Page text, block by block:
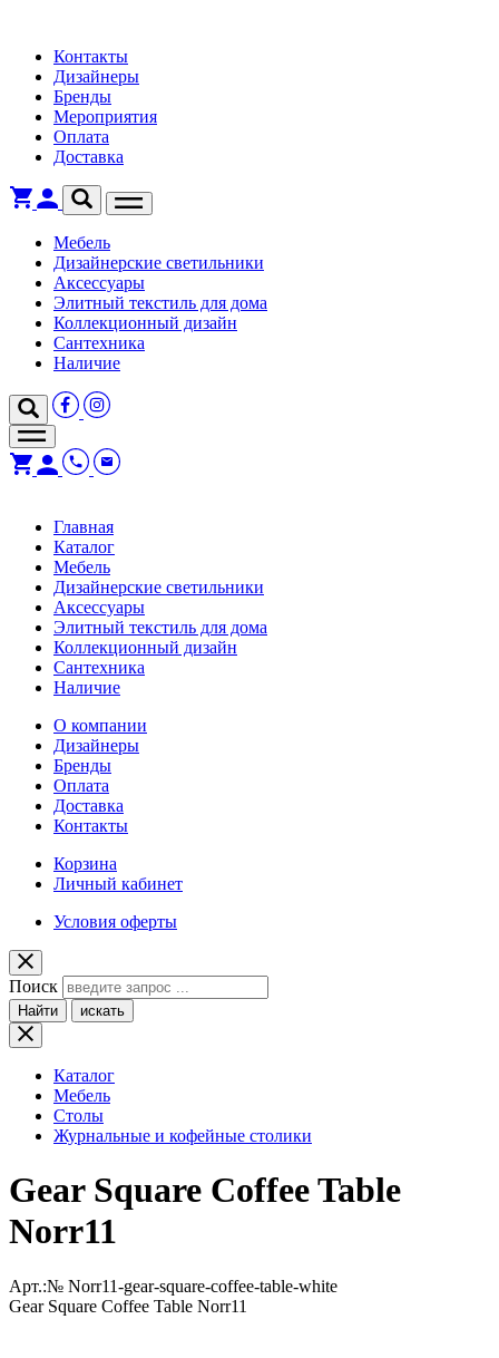
Контакты
Дизайнеры
Бренды
Мероприятия
Оплата
Доставка
Мебель
Дизайнерские светильники
Аксессуары
Элитный текстиль для дома
Коллекционный дизайн
Сантехника
Наличие
Главная
Каталог
Мебель
Дизайнерские светильники
Аксессуары
Элитный текстиль для дома
Коллекционный дизайн
Сантехника
Наличие
О компании
Дизайнеры
Бренды
Оплата
Доставка
Контакты
Корзина
Личный кабинет
Условия оферты
Поиск
Найти искать
Каталог
Мебель
Столы
Журнальные и кофейные столики
Gear Square Coffee Table
Norr11
Арт.:№ Norr11-gear-square-coffee-table-white
Gear Square Coffee Table Norr11